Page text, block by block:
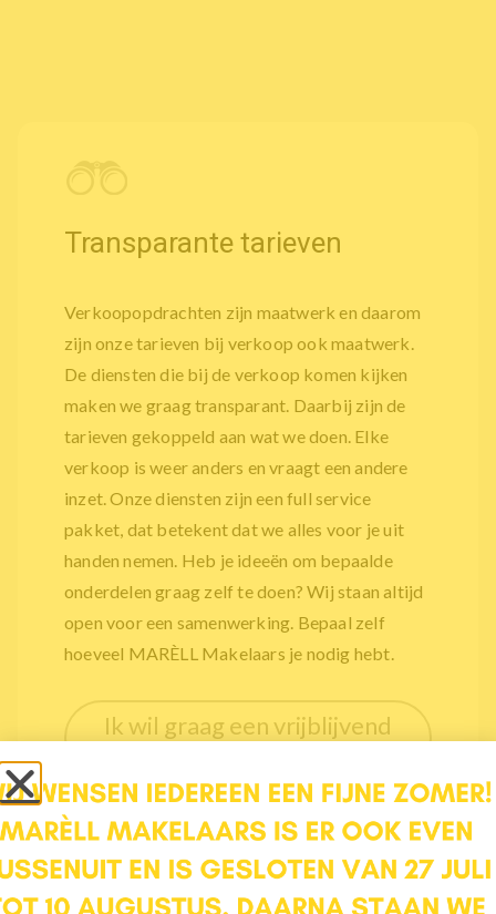
Transparante tarieven
Verkoopopdrachten zijn maatwerk en daarom
zijn onze tarieven bij verkoop ook maatwerk.
De diensten die bij de verkoop komen kijken
maken we graag transparant. Daarbij zijn de
tarieven gekoppeld aan wat we doen. Elke
verkoop is weer anders en vraagt een andere
inzet. Onze diensten zijn een full service
pakket, dat betekent dat we alles voor je uit
handen nemen. Heb je ideeën om bepaalde
onderdelen graag zelf te doen? Wij staan altijd
open voor een samenwerking. Bepaal zelf
hoeveel MARÈLL Makelaars je nodig hebt.
Ik wil graag een vrijblijvend
kennismakingsgesprek